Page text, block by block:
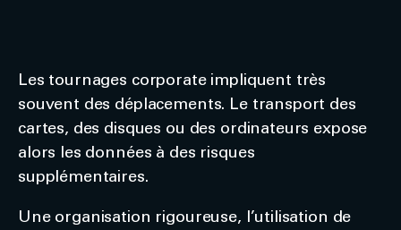
Les tournages corporate impliquent très
souvent des déplacements. Le transport des
cartes, des disques ou des ordinateurs expose
alors les données à des risques
supplémentaires.
Une organisation rigoureuse, l’utilisation de